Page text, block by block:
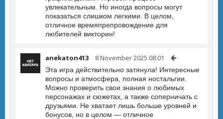
увлекательным. Но иногда вопросы могут
показаться слишком легкими. В целом,
отличное времяпрепровождение для
любителей викторин!
anekaton413 8 November 2025 08:01
Эта игра действительно затянула! Интересные
вопросы и атмосфера, полная ностальгии.
Можно проверить свои знания о любимых
персонажах и сюжетах, а также соперничать с
друзьями. Не хватает лишь больше уровней и
бонусов, но в целом — отличное